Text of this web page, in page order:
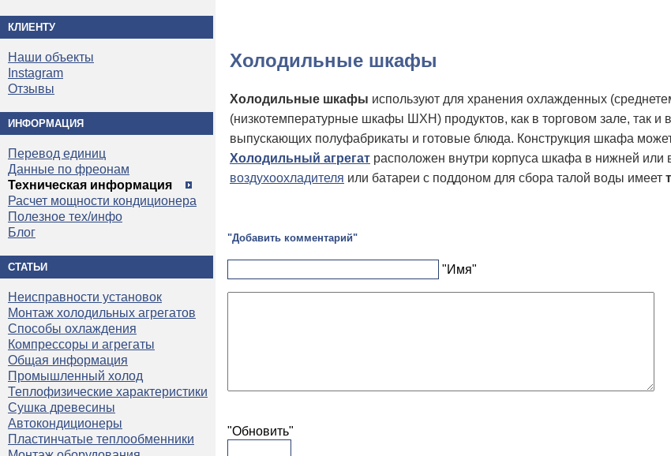
КЛИЕНТУ
Наши объекты
Instagram
Отзывы
ИНФОРМАЦИЯ
Перевод единиц
Данные по фреонам
Техническая информация
Расчет мощности кондиционера
Полезное тех/инфо
Блог
СТАТЬИ
Неисправности установок
Монтаж холодильных агрегатов
Способы охлаждения
Компрессоры и агрегаты
Общая информация
Промышленный холод
Теплофизические характеристики
Сушка древесины
Автокондиционеры
Пластинчатые теплообменники
Холодильные шкафы
Холодильные шкафы используют для хранения охлажденных
(низкотемпературные шкафы ШХН) продуктов, как в торговом зале, так и
выпускающих полуфабрикаты и готовые блюда. Конструкция шкафа
Холодильный агрегат расположен внутри корпуса шкафа в нижней или
воздухоохладителя или батареи с поддоном для сбора талой воды имеет
"Добавить комментарий"
"Имя"
"Обновить"